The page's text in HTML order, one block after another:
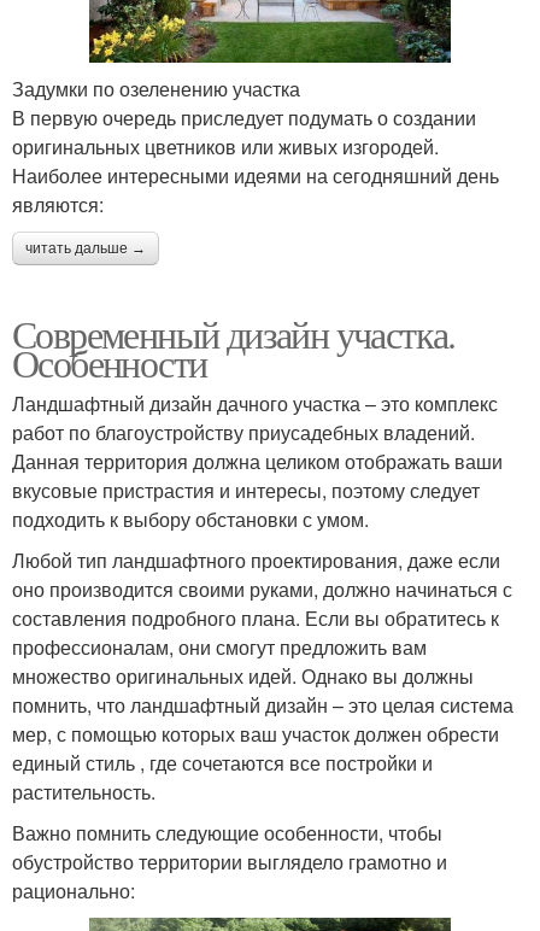
Задумки по озеленению участка
В первую очередь приследует подумать о создании
оригинальных цветников или живых изгородей.
Наиболее интересными идеями на сегодняшний день
являются:
читать дальше →
Современный дизайн участка.
Особенности
Ландшафтный дизайн дачного участка – это комплекс
работ по благоустройству приусадебных владений.
Данная территория должна целиком отображать ваши
вкусовые пристрастия и интересы, поэтому следует
подходить к выбору обстановки с умом.
Любой тип ландшафтного проектирования, даже если
оно производится своими руками, должно начинаться с
составления подробного плана. Если вы обратитесь к
профессионалам, они смогут предложить вам
множество оригинальных идей. Однако вы должны
помнить, что ландшафтный дизайн – это целая система
мер, с помощью которых ваш участок должен обрести
единый стиль , где сочетаются все постройки и
растительность.
Важно помнить следующие особенности, чтобы
обустройство территории выглядело грамотно и
рационально: